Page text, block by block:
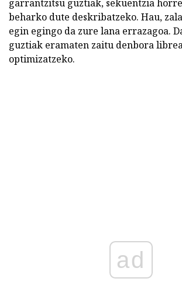
garrantzitsu guztiak, sekuentzia
beharko dute deskribatzeko. Hau,
egin egingo da zure lana errazagoa.
guztiak eramaten zaitu denbora
optimizatzeko.
ad